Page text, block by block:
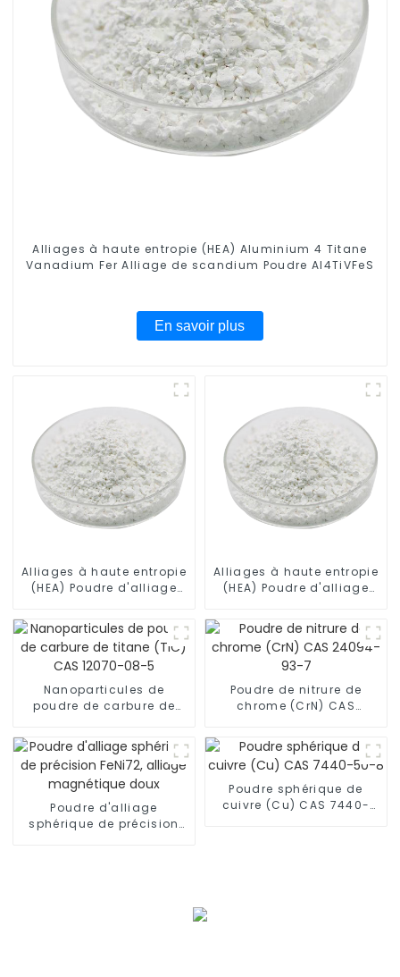
Alliages à haute entropie (HEA) Aluminium 4 Titane
Vanadium Fer Alliage de scandium Poudre Al4TiVFeS
En savoir plus
Alliages à haute entropie
(HEA) Poudre d'alliage
vanadium-fer-
germanium Al4TiVFeGe
Alliages à haute entropie
(HEA) Poudre d'alliage
vanadium-fer-chrome
Al4TiVFeCr
Nanoparticules de
poudre de carbure de
08-5
Poudre de nitrure de
chrome (CrN) CAS
Poudre d'alliage
sphérique de précision
Poudre sphérique de
cuivre (Cu) CAS 7440-